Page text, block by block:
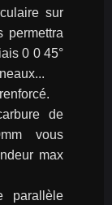
sur
permettra
0 0 45°
de
vous
max
parallèle